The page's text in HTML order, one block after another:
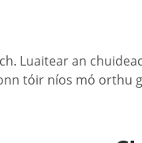
Luaitear an
tóir níos mó orthu